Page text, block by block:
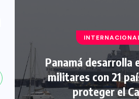
Panamá desarrolla
militares con 21
proteger el